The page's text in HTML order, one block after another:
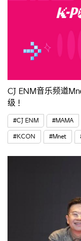
CJ ENM音乐频道
级！
#CJ ENM #MAMA
#KCON #Mnet